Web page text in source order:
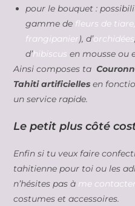
pour le bouquet :
gamme de fleurs de tiare,
frangipanier), d’orchidées
d’hibiscus en mousse ou
Ainsi composes ta
Tahiti artificielles en
un service rapide.
Le petit plus côté
Enfin si tu veux faire
tahitienne pour toi ou les
n’hésites pas à me contacter
costumes et accessoires.